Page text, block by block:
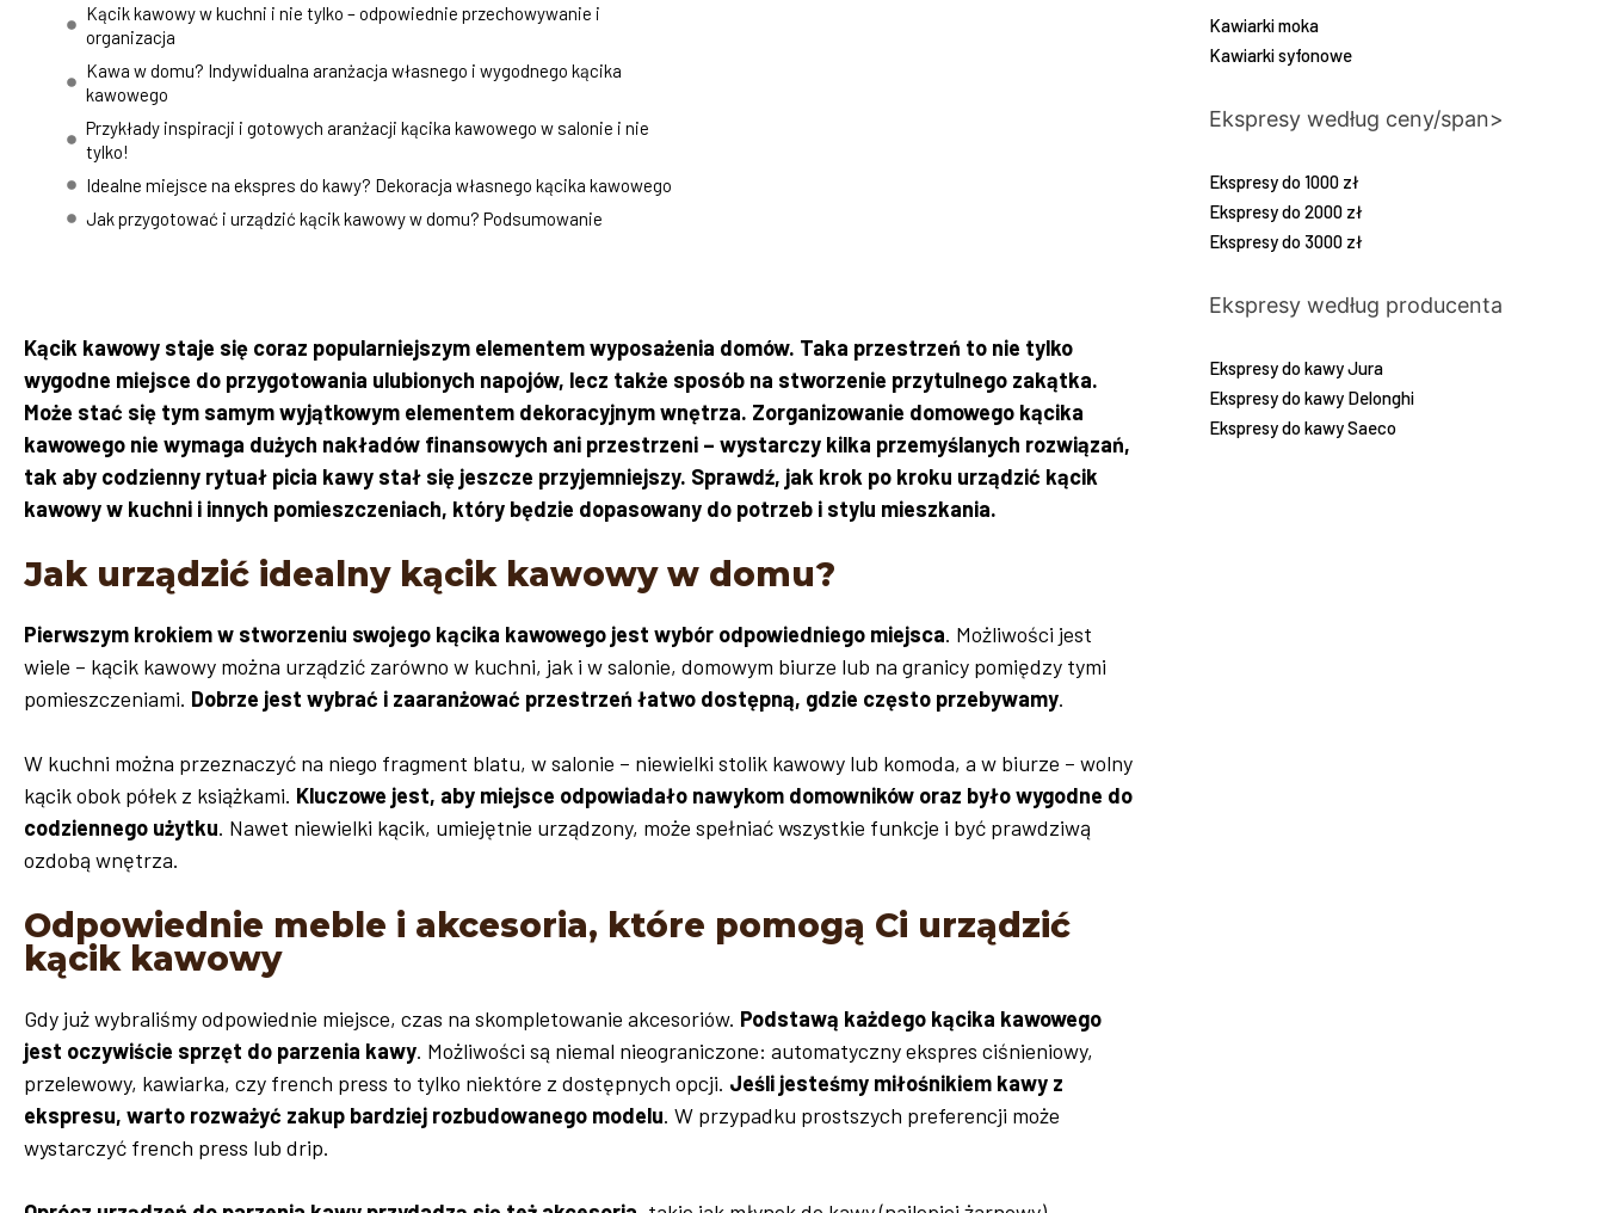
Kącik kawowy w kuchni i nie tylko – odpowiednie przechowywanie i
organizacja
Kawa w domu? Indywidualna aranżacja własnego i wygodnego kącika
kawowego
Przykłady inspiracji i gotowych aranżacji kącika kawowego w salonie i nie
tylko!
Idealne miejsce na ekspres do kawy? Dekoracja własnego kącika kawowego
Jak przygotować i urządzić kącik kawowy w domu? Podsumowanie
Kącik kawowy staje się coraz popularniejszym elementem wyposażenia domów. Taka przestrzeń to nie tylko
wygodne miejsce do przygotowania ulubionych napojów, lecz także sposób na stworzenie przytulnego zakątka.
Może stać się tym samym wyjątkowym elementem dekoracyjnym wnętrza. Zorganizowanie domowego kącika
kawowego nie wymaga dużych nakładów finansowych ani przestrzeni – wystarczy kilka przemyślanych rozwiązań,
tak aby codzienny rytuał picia kawy stał się jeszcze przyjemniejszy. Sprawdź, jak krok po kroku urządzić kącik
kawowy w kuchni i innych pomieszczeniach, który będzie dopasowany do potrzeb i stylu mieszkania.
Jak urządzić idealny kącik kawowy w domu?
Pierwszym krokiem w stworzeniu swojego kącika kawowego jest wybór odpowiedniego miejsca. Możliwości jest
wiele – kącik kawowy można urządzić zarówno w kuchni, jak i w salonie, domowym biurze lub na granicy pomiędzy tymi
pomieszczeniami. Dobrze jest wybrać i zaaranżować przestrzeń łatwo dostępną, gdzie często przebywamy.
W kuchni można przeznaczyć na niego fragment blatu, w salonie – niewielki stolik kawowy lub komoda, a w biurze – wolny
kącik obok półek z książkami. Kluczowe jest, aby miejsce odpowiadało nawykom domowników oraz było wygodne do
codziennego użytku. Nawet niewielki kącik, umiejętnie urządzony, może spełniać wszystkie funkcje i być prawdziwą
ozdobą wnętrza.
Odpowiednie meble i akcesoria, które pomogą Ci urządzić
kącik kawowy
Gdy już wybraliśmy odpowiednie miejsce, czas na skompletowanie akcesoriów. Podstawą każdego kącika kawowego
jest oczywiście sprzęt do parzenia kawy. Możliwości są niemal nieograniczone: automatyczny ekspres ciśnieniowy,
przelewowy, kawiarka, czy french press to tylko niektóre z dostępnych opcji. Jeśli jesteśmy miłośnikiem kawy z
ekspresu, warto rozważyć zakup bardziej rozbudowanego modelu. W przypadku prostszych preferencji może
wystarczyć french press lub drip.
Kawiarki moka
Kawiarki syfonowe
Ekspresy według ceny/span>
Ekspresy do 1000 zł
Ekspresy do 2000 zł
Ekspresy do 3000 zł
Ekspresy według producenta
Ekspresy do kawy Jura
Ekspresy do kawy Delonghi
Ekspresy do kawy Saeco